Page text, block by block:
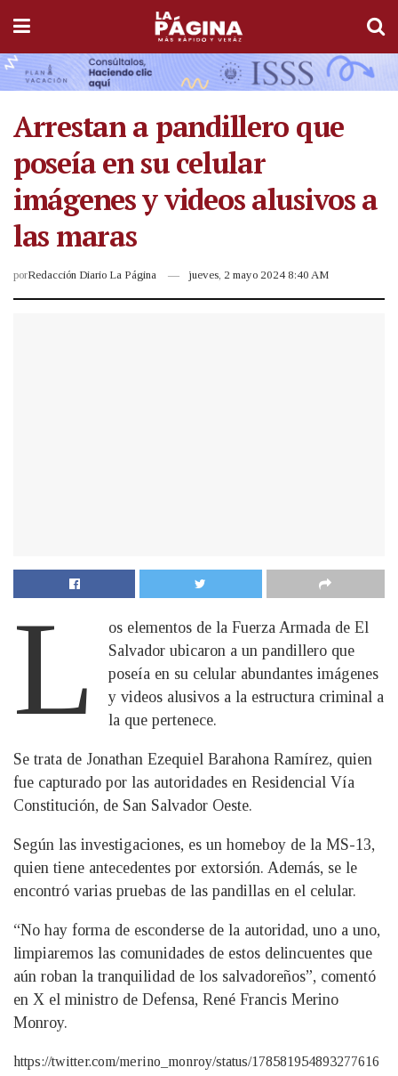
Arrestan a pandillero que
poseía en su celular
imágenes y videos alusivos a
las maras
porRedacción Diario La Página jueves, 2 mayo 2024 8:40 AM
L
os elementos de la Fuerza Armada de El
Salvador ubicaron a un pandillero que
poseía en su celular abundantes imágenes
y videos alusivos a la estructura criminal a
la que pertenece.
Se trata de Jonathan Ezequiel Barahona Ramírez, quien
fue capturado por las autoridades en Residencial Vía
Constitución, de San Salvador Oeste.
Según las investigaciones, es un homeboy de la MS-13,
quien tiene antecedentes por extorsión. Además, se le
encontró varias pruebas de las pandillas en el celular.
“No hay forma de esconderse de la autoridad, uno a uno,
limpiaremos las comunidades de estos delincuentes que
aún roban la tranquilidad de los salvadoreños”, comentó
en X el ministro de Defensa, René Francis Merino
Monroy.
https://twitter.com/merino_monroy/status/178581954893277616